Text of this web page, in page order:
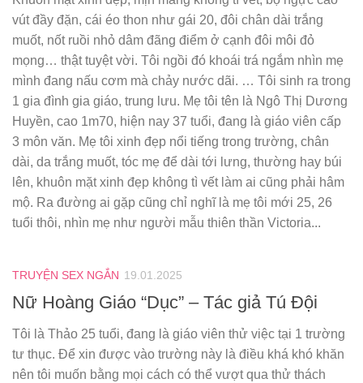
vút đầy đặn, cái éo thon như gái 20, đôi chân dài trắng
muốt, nốt ruồi nhỏ dâm đãng điểm ở cạnh đôi môi đỏ
mọng… thật tuyệt vời. Tôi ngồi đó khoái trá ngắm nhìn mẹ
mình đang nấu cơm mà chảy nước dãi. … Tôi sinh ra trong
1 gia đình gia giáo, trung lưu. Mẹ tôi tên là Ngô Thị Dương
Huyền, cao 1m70, hiện nay 37 tuổi, đang là giáo viên cấp
3 môn văn. Mẹ tôi xinh đẹp nổi tiếng trong trường, chân
dài, da trắng muốt, tóc mẹ để dài tới lưng, thường hay búi
lên, khuôn mặt xinh đẹp không tì vết làm ai cũng phải hâm
mộ. Ra đường ai gặp cũng chỉ nghĩ là mẹ tôi mới 25, 26
tuổi thôi, nhìn mẹ như người mẫu thiên thần Victoria...
TRUYỆN SEX NGẮN 19.01.2025
Nữ Hoàng Giáo “Dục” – Tác giả Tú Đội
Tôi là Thảo 25 tuổi, đang là giáo viên thử việc tại 1 trường
tư thục. Để xin được vào trường này là điều khá khó khăn
nên tôi muốn bằng mọi cách có thể vượt qua thử thách